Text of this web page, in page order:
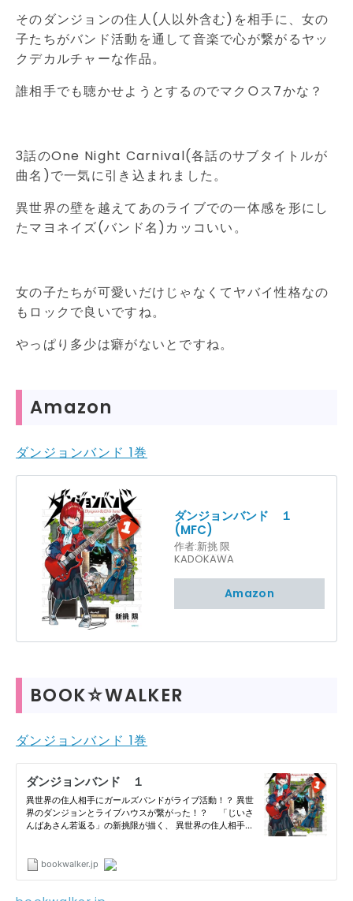
そのダンジョンの住人(人以外含む)を相手に、女の
子たちがバンド活動を通して音楽で心が繋がるヤッ
クデカルチャーな作品。
誰相手でも聴かせようとするのでマク○ス7かな？
3話のOne Night Carnival(各話のサブタイトルが
曲名)で一気に引き込まれました。
異世界の壁を越えてあのライブでの一体感を形にし
たマヨネイズ(バンド名)カッコいい。
女の子たちが可愛いだけじゃなくてヤバイ性格なの
もロックで良いですね。
やっぱり多少は癖がないとですね。
Amazon
ダンジョンバンド 1巻
ダンジョンバンド １
(MFC)
作者:新挑 限
KADOKAWA
Amazon
BOOK☆WALKER
ダンジョンバンド 1巻